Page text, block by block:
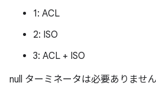
1: ACL
2: ISO
3: ACL + ISO
null ターミネータは必要ありませ